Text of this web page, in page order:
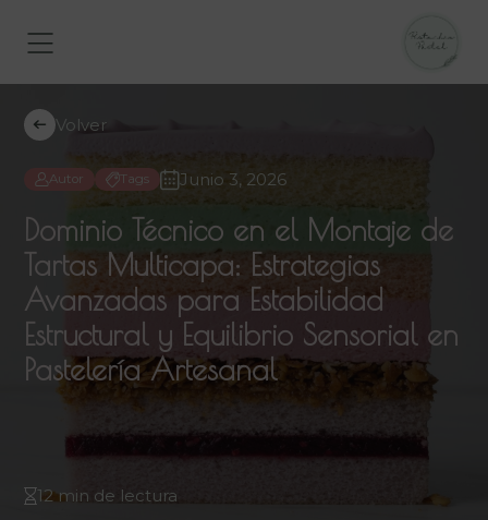
Volver
Autor Tags Junio 3, 2026
Dominio Técnico en el Montaje de
Tartas Multicapa: Estrategias
Avanzadas para Estabilidad
Estructural y Equilibrio Sensorial en
Pastelería Artesanal
12 min de lectura